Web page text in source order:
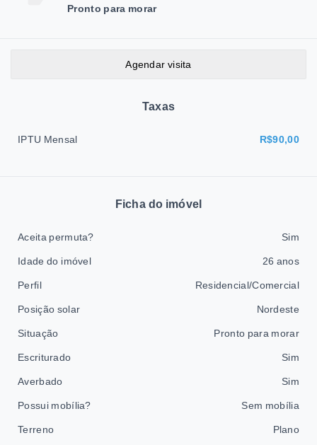
Pronto para morar
Agendar visita
Taxas
IPTU Mensal R$90,00
Ficha do imóvel
Aceita permuta? Sim
Idade do imóvel 26 anos
Perfil Residencial/Comercial
Posição solar Nordeste
Situação Pronto para morar
Escriturado Sim
Averbado Sim
Possui mobília? Sem mobília
Terreno Plano